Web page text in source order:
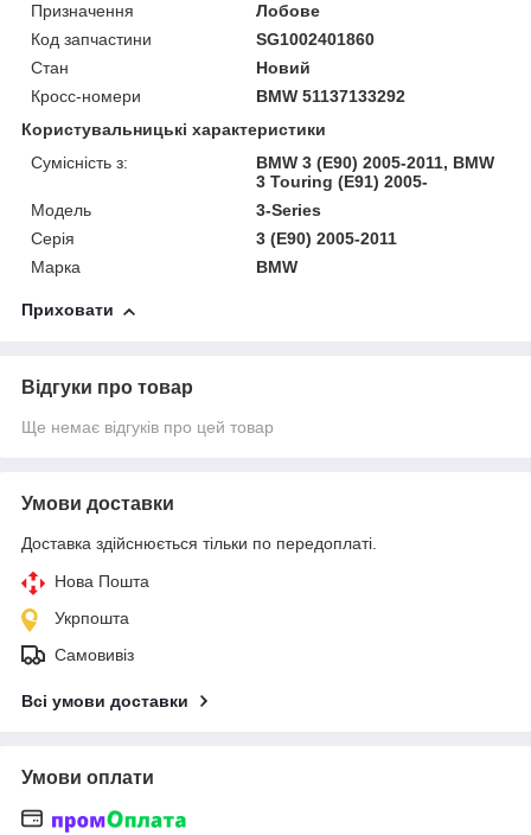
Призначення
Лобове
Код запчастини
SG1002401860
Стан
Новий
Кросс-номери
BMW 51137133292
Користувальницькі характеристики
Сумісність з:
BMW 3 (E90) 2005-2011, BMW
3 Touring (E91) 2005-
Модель
3-Series
Серія
3 (E90) 2005-2011
Марка
BMW
Приховати
Відгуки про товар
Ще немає відгуків про цей товар
Умови доставки
Доставка здійснюється тільки по передоплаті.
Нова Пошта
Укрпошта
Самовивіз
Всі умови доставки
Умови оплати